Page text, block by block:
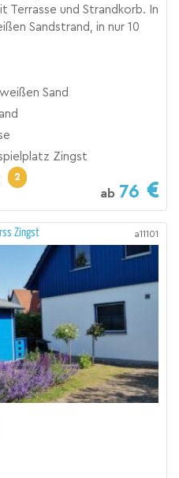
Terrasse und Strandkorb. In
Sandstrand, in nur 10
Sand
Zingst
2
ab 76
Zingst a11101